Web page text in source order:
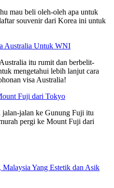
mau beli oleh-oleh apa untuk
souvenir dari Korea ini untuk
Australia Untuk WNI
itu rumit dan berbelit-
mengetahui lebih lanjut cara
visa Australia!
Fuji dari Tokyo
jalan-jalan ke Gunung Fuji itu
pergi ke Mount Fuji dari
Yang Estetik dan Asik